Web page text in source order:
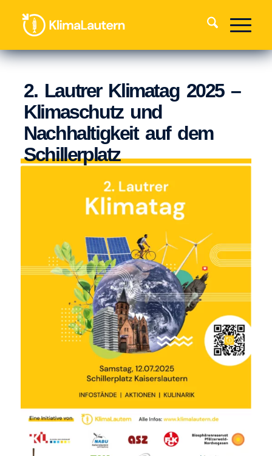
2. Lautrer Klimatag 2025 –
Klimaschutz und
Nachhaltigkeit auf dem
Schillerplatz